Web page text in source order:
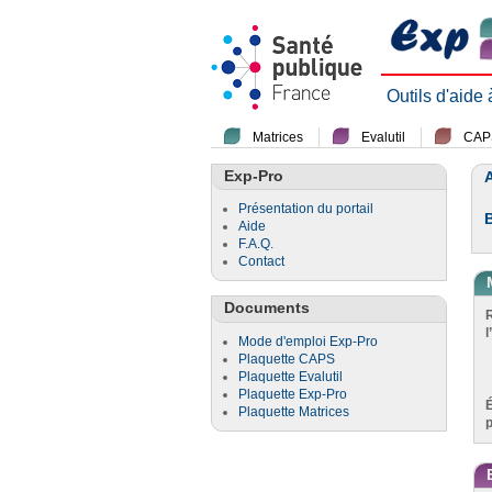
Outils d'aide
Matrices Evalutil
Exp-Pro
Présentation du portail
Aide
F.A.Q.
Contact
Documents
Mode d'emploi Exp-Pro
Plaquette CAPS
Plaquette Evalutil
Plaquette Exp-Pro
Plaquette Matrices